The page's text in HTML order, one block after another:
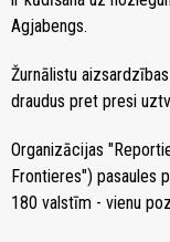
Agjabengs.
Žurnālistu
draudus pret presi
Organizācijas
Frontieres") pasaules
180 valstīm - vienu